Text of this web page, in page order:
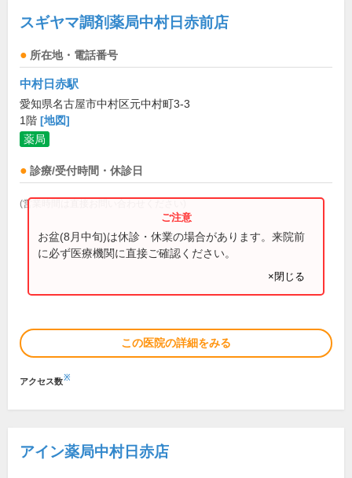
スギヤマ調剤薬局中村日赤前店
所在地・電話番号
中村日赤駅
愛知県名古屋市中村区元中村町3-3
1階 [地図]
薬局
診療/受付時間・休診日
(営業時間は直接お問い合わせください)
お盆(8月中旬)は休診・休業の場合があります。来院前
に必ず医療機関に直接ご確認ください。
×閉じる
この医院の詳細をみる
アクセス数※
アイン薬局中村日赤店